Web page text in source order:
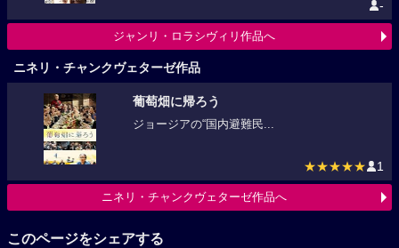
-
ジャンリ・ロラシヴィリ作品へ
ニネリ・チャンクヴェターゼ作品
葡萄畑に帰ろう
ジョージアの“国内避難民...
★★★★★ 1
ニネリ・チャンクヴェターゼ作品へ
このページをシェアする